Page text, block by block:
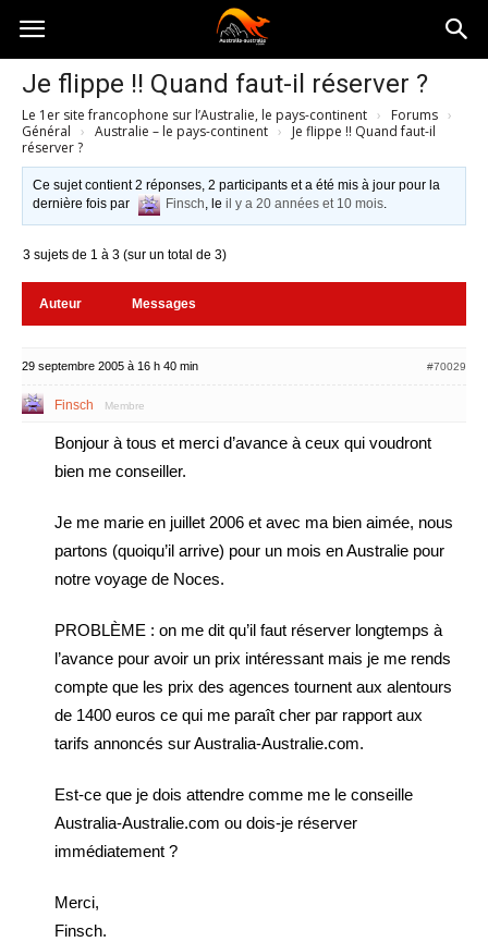
Australia-
australie.com
Je flippe !! Quand faut-il réserver ?
Le 1er site francophone sur l’Australie, le pays-continent › Forums ›
Général › Australie – le pays-continent ›
Je flippe !! Quand faut-il
réserver ?
Ce sujet contient 2 réponses, 2 participants et a été mis à jour pour la
dernière fois par
Finsch, leil y a 20 années et 10 mois.
3 sujets de 1 à 3 (sur un total de 3)
Auteur Messages
29 septembre 2005 à 16 h 40 min #70029
Finsch Membre
Bonjour à tous et merci d’avance à ceux qui voudront
bien me conseiller.
Je me marie en juillet 2006 et avec ma bien aimée, nous
partons (quoiqu’il arrive) pour un mois en Australie pour
notre voyage de Noces.
PROBLÈME : on me dit qu’il faut réserver longtemps à
l’avance pour avoir un prix intéressant mais je me rends
compte que les prix des agences tournent aux alentours
de 1400 euros ce qui me paraît cher par rapport aux
tarifs annoncés sur Australia-Australie.com.
Est-ce que je dois attendre comme me le conseille
Australia-Australie.com ou dois-je réserver
immédiatement ?
Merci,
Finsch.